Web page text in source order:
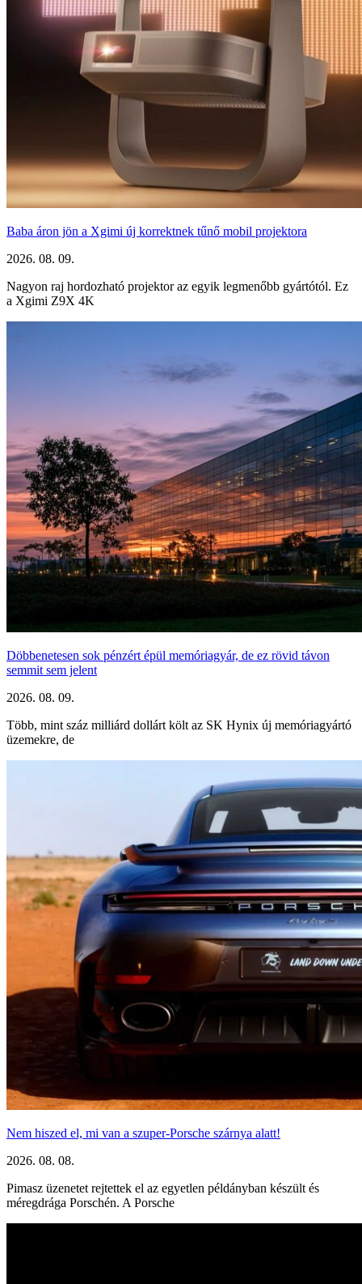
Baba áron jön a Xgimi új korrektnek tűnő mobil projektora
2026. 08. 09.
Nagyon raj hordozható projektor az egyik legmenőbb gyártótól. Ez
a Xgimi Z9X 4K
Döbbenetesen sok pénzért épül memóriagyár, de ez rövid távon
semmit sem jelent
2026. 08. 09.
Több, mint száz milliárd dollárt költ az SK Hynix új memóriagyártó
üzemekre, de
Nem hiszed el, mi van a szuper-Porsche szárnya alatt!
2026. 08. 08.
Pimasz üzenetet rejtettek el az egyetlen példányban készült és
méregdrága Porschén. A Porsche